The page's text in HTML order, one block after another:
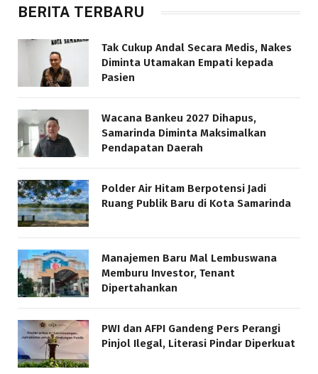
BERITA TERBARU
Tak Cukup Andal Secara Medis, Nakes
Diminta Utamakan Empati kepada
Pasien
Wacana Bankeu 2027 Dihapus,
Samarinda Diminta Maksimalkan
Pendapatan Daerah
Polder Air Hitam Berpotensi Jadi
Ruang Publik Baru di Kota Samarinda
Manajemen Baru Mal Lembuswana
Memburu Investor, Tenant
Dipertahankan
PWI dan AFPI Gandeng Pers Perangi
Pinjol Ilegal, Literasi Pindar Diperkuat